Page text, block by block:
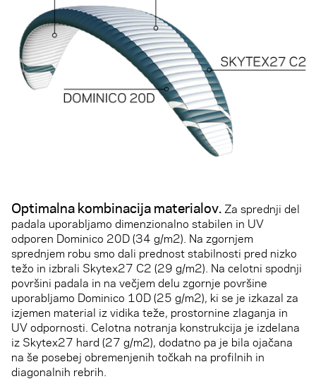
Optimalna kombinacija materialov. Za sprednji del
padala uporabljamo dimenzionalno stabilen in UV
odporen Dominico 20D (34 g/m2). Na zgornjem
sprednjem robu smo dali prednost stabilnosti pred nizko
težo in izbrali Skytex27 C2 (29 g/m2). Na celotni spodnji
površini padala in na večjem delu zgornje površine
uporabljamo Dominico 10D (25 g/m2), ki se je izkazal za
izjemen material iz vidika teže, prostornine zlaganja in
UV odpornosti. Celotna notranja konstrukcija je izdelana
iz Skytex27 hard (27 g/m2), dodatno pa je bila ojačana
na še posebej obremenjenih točkah na profilnih in
diagonalnih rebrih.